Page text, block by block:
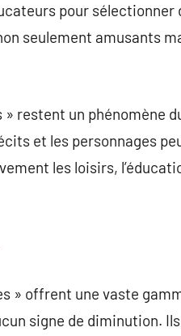
pour
seulement amusants
restent un phénomène
et les personnages
les loisirs,
» offrent une vaste
signe de diminution.